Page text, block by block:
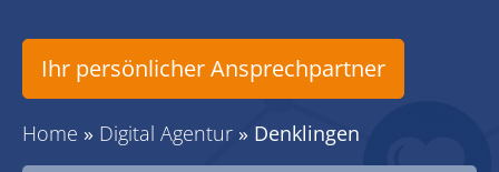
Ihr persönlicher Ansprechpartner
Home » Digital Agentur » Denklingen